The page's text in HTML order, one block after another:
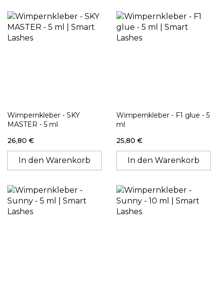
Wimpernkleber - SKY
MASTER - 5 ml
26,80 €
In den Warenkorb
Wimpernkleber - F1 glue - 5
ml
25,80 €
In den Warenkorb